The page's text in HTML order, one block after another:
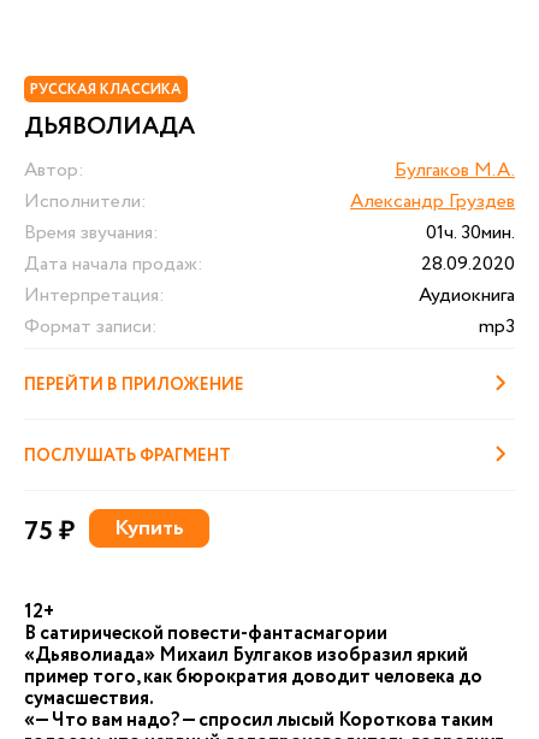
РУССКАЯ КЛАССИКА
ДЬЯВОЛИАДА
Автор:
Булгаков М.А.
Исполнители:
Александр Груздев
Время звучания:
01ч. 30мин.
Дата начала продаж:
28.09.2020
Интерпретация:
Аудиокнига
Формат записи:
mp3
ПЕРЕЙТИ В ПРИЛОЖЕНИЕ
ПОСЛУШАТЬ ФРАГМЕНТ
75 ₽ Купить
12+
В сатирической повести-фантасмагории
«Дьяволиада» Михаил Булгаков изобразил яркий
пример того, как бюрократия доводит человека до
сумасшествия.
«— Что вам надо? — спросил лысый Короткова таким